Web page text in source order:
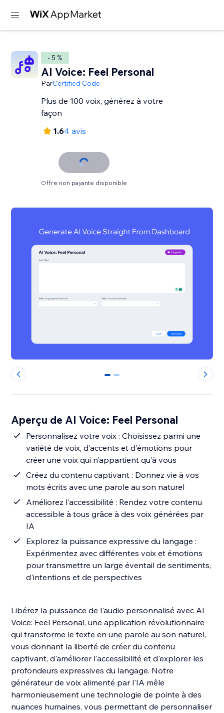
- 5 %
AI Voice: Feel Personal
ParCertified Code
Plus de 100 voix, générez à votre
façon
1.64 avis
Offre non payante disponible
0 1
Aperçu de AI Voice: Feel Personal
Personnalisez votre voix : Choisissez parmi une
variété de voix, d'accents et d'émotions pour
créer une voix qui n'appartient qu'à vous
Créez du contenu captivant : Donnez vie à vos
mots écrits avec une parole au son naturel
Améliorez l'accessibilité : Rendez votre contenu
accessible à tous grâce à des voix générées par
IA
Explorez la puissance expressive du langage :
Expérimentez avec différentes voix et émotions
pour transmettre un large éventail de sentiments,
d'intentions et de perspectives
Libérez la puissance de l'audio personnalisé avec AI
Voice: Feel Personal, une application révolutionnaire
qui transforme le texte en une parole au son naturel,
vous donnant la liberté de créer du contenu
captivant, d'améliorer l'accessibilité et d'explorer les
profondeurs expressives du langage. Notre
générateur de voix alimenté par l'IA mêle
harmonieusement une technologie de pointe à des
nuances humaines, vous permettant de personnaliser